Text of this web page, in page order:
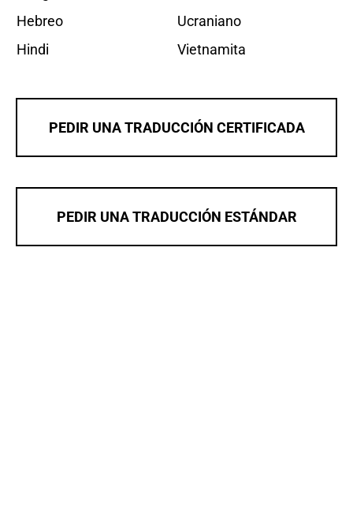
Hebreo
Hindi
Ucraniano
Vietnamita
PEDIR UNA TRADUCCIÓN CERTIFICADA
PEDIR UNA TRADUCCIÓN ESTÁNDAR